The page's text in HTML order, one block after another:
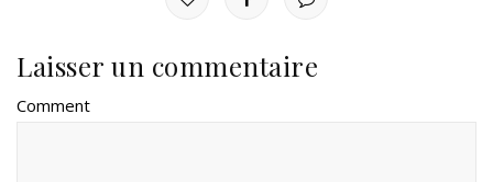
Laisser un commentaire
Comment